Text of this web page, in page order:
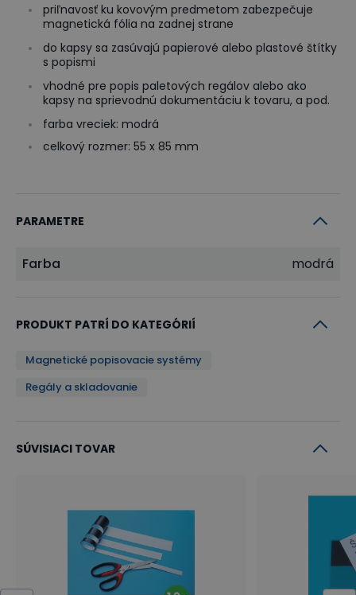
priľnavosť ku kovovým predmetom zabezpečuje
magnetická fólia na zadnej strane
do kapsy sa zasúvajú papierové alebo plastové štítky
s popismi
vhodné pre popis paletových regálov alebo ako
kapsy na sprievodnú dokumentáciu k tovaru, a pod.
farba vreciek: modrá
celkový rozmer: 55 x 85 mm
PARAMETRE
Farba modrá
PRODUKT PATRÍ DO KATEGÓRIÍ
Magnetické popisovacie systémy
Regály a skladovanie
SÚVISIACI TOVAR